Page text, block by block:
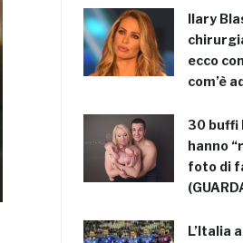
Ilary
ecco
com’è
30 buffi
hanno
foto di
L’Italia